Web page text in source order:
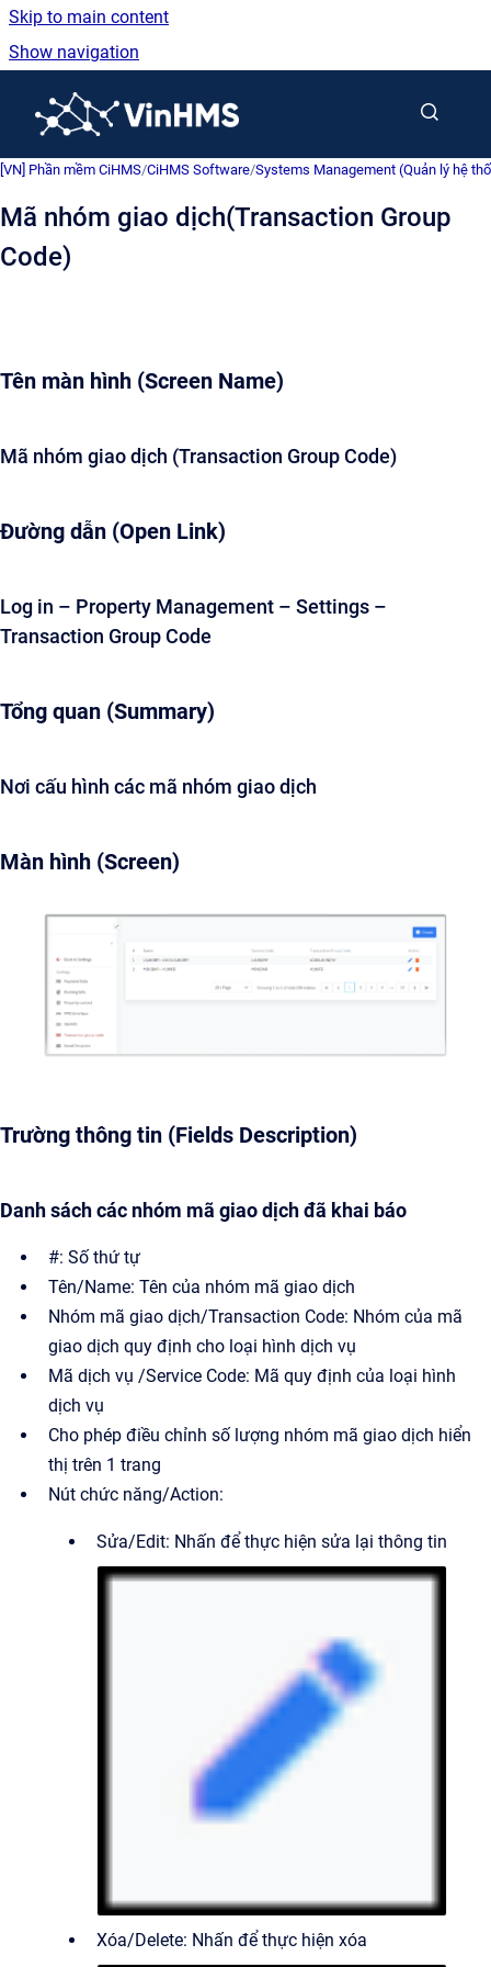
Skip to main content
Show navigation
[VN] Phần mềm CiHMS/CiHMS Software/Systems Management (Quản lý hệ
Mã nhóm giao dịch(Transaction Group
Code)
Tên màn hình (Screen Name)
Mã nhóm giao dịch (Transaction Group Code)
Đường dẫn (Open Link)
Log in – Property Management – Settings –
Transaction Group Code
Tổng quan (Summary)
Nơi cấu hình các mã nhóm giao dịch
Màn hình (Screen)
Trường thông tin (Fields Description)
Danh sách các nhóm mã giao dịch đã khai báo
#: Số thứ tự
Tên/Name: Tên của nhóm mã giao dịch
Nhóm mã giao dịch/Transaction Code: Nhóm của mã
giao dịch quy định cho loại hình dịch vụ
Mã dịch vụ /Service Code: Mã quy định của loại hình
dịch vụ
Cho phép điều chỉnh số lượng nhóm mã giao dịch hiển
thị trên 1 trang
Nút chức năng/Action:
Sửa/Edit: Nhấn để thực hiện sửa lại thông tin
Xóa/Delete: Nhấn để thực hiện xóa